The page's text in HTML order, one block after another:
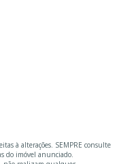
à alterações. SEMPRE consulte
do imóvel anunciado.